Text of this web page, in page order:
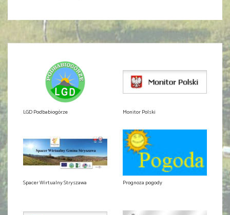
LGD Podbabiogórze Monitor Polski
Spacer Wirtualny Stryszawa Prognoza pogody